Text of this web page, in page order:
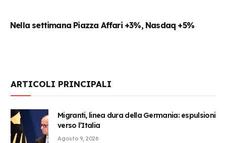
Nella settimana Piazza Affari +3%, Nasdaq +5%
ARTICOLI PRINCIPALI
Migranti, linea dura della Germania: espulsioni
verso l’Italia
Agosto 9, 2026